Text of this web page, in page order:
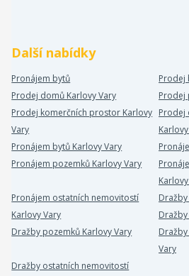
Další nabídky
Pronájem bytů
Prodej
Prodej domů Karlovy Vary
Prodej
Prodej komerčních prostor Karlovy
Vary
Prodej
Pronájem bytů Karlovy Vary
Pronájem pozemků Karlovy Vary
Pronájem ostatních nemovitostí
Karlovy Vary
Dražby pozemků Karlovy Vary
Vary
Dražby ostatních nemovitostí